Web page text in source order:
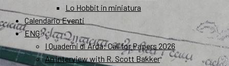
Lo Hobbit in miniatura
Calendario Eventi
ENG
I Quaderni di Arda: Call for Papers 2026
An interview with R. Scott Bakker